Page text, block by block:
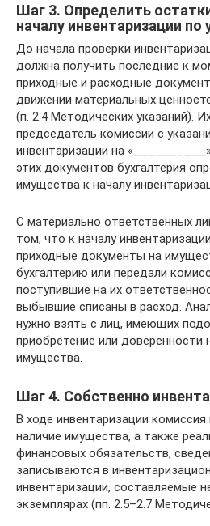
Шаг 3. Определить
началу инвентаризации
До начала проверки
должна получить последние к
приходные и расходные
движении материальных
(п. 2.4 Методических указаний).
председатель комиссии с
инвентаризации на
этих документов бухгалтерия
имущества к началу
С материально ответственных
том, что к началу
приходные документы на
бухгалтерию или передали
поступившие на их
выбывшие списаны в расход.
нужно взять с лиц, имеющих
приобретение или доверенности
имущества.
Шаг 4. Собственно
В ходе инвентаризации
наличие имущества, а также
финансовых обязательств,
записываются в
инвентаризации, составляемые
экземплярах (пп. 2.5–2.7